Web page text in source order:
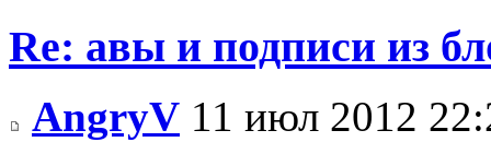
Re: авы и подписи из
AngryV 11 июл 2012